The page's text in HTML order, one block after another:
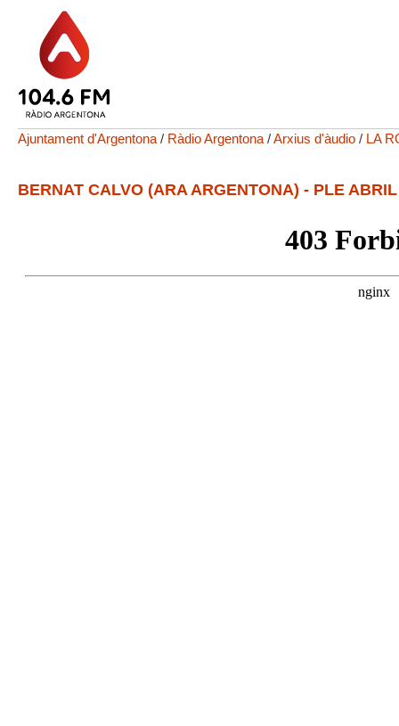
Ajuntament d'Argentona / Ràdio Argentona /Arxius d'àudio / LA
BERNAT CALVO (ARA ARGENTONA) - PLE